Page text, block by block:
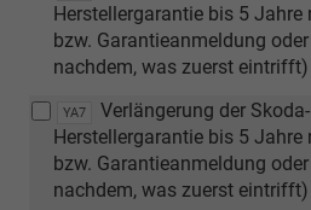
Herstellergarantie bis 5 Jahre
bzw. Garantieanmeldung
nachdem, was zuerst eintrifft)
YA7
Verlängerung der Skoda-
Herstellergarantie bis 5 Jahre
bzw. Garantieanmeldung
nachdem, was zuerst eintrifft)